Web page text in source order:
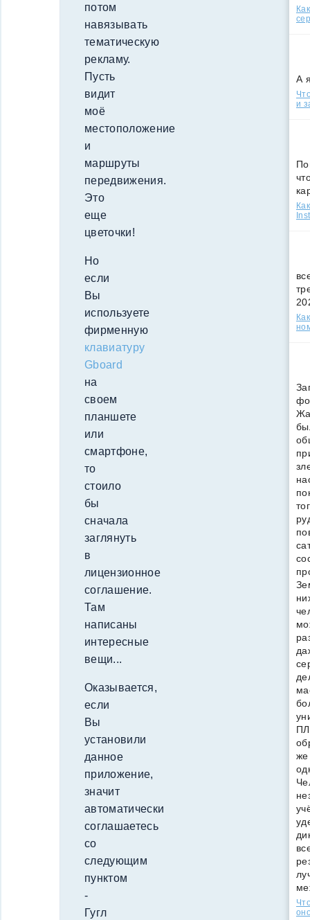
потом
навязывать
тематическую
рекламу.
Пусть
видит
моё
местоположение
и
маршруты
передвижения.
Это
еще
цветочки!
Но
если
Вы
используете
фирменную
клавиатуру
Gboard
на
своем
планшете
или
смартфоне,
то
стоило
бы
сначала
заглянуть
в
лицензионное
соглашение.
Там
написаны
интересные
вещи...
Оказывается,
если
Вы
установили
данное
приложение,
значит
автоматически
соглашаетесь
со
следующим
пунктом
-
Гугл
А
и
же